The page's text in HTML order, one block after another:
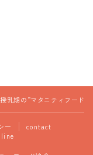
授乳期の”マタニティフー
ー
contact